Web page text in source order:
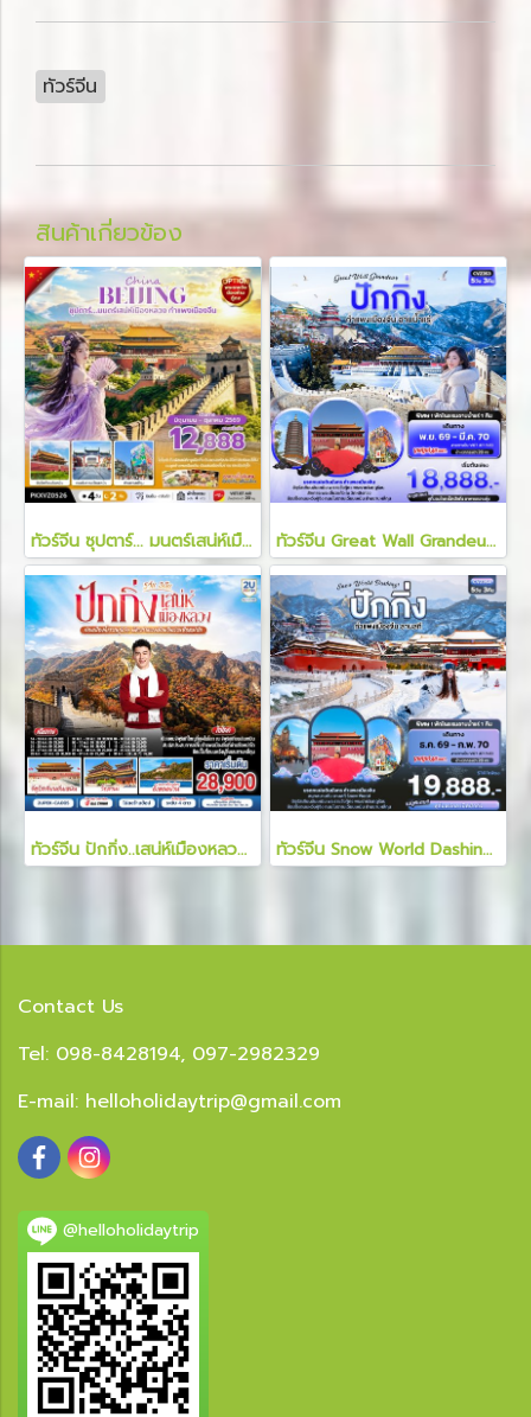
ทัวร์จีน
สินค้าเกี่ยวข้อง
ทัวร์จีน ซุปตาร์... มนตร์เสน่ห์เมืองหลวง กำแพงเมืองจีน 4 วัน 2 คืน ทัวร์จีน Great Wall Grandeur ปักกิ่ง กำแพงเมืองจีน อาบน้ำแร่ 5 วัน 3 คืน
ทัวร์จีน ปักกิ่ง..เสน่ห์เมืองหลวง 5 วัน 3 คืน ทัวร์จีน Snow World Dashing ปักกิ่ง กำแพงเมืองจีน ลานสกี 5 วัน 3 คืน
Contact Us
Tel: 098-8428194, 097-2982329
E-mail: helloholidaytrip@gmail.com
@helloholidaytrip